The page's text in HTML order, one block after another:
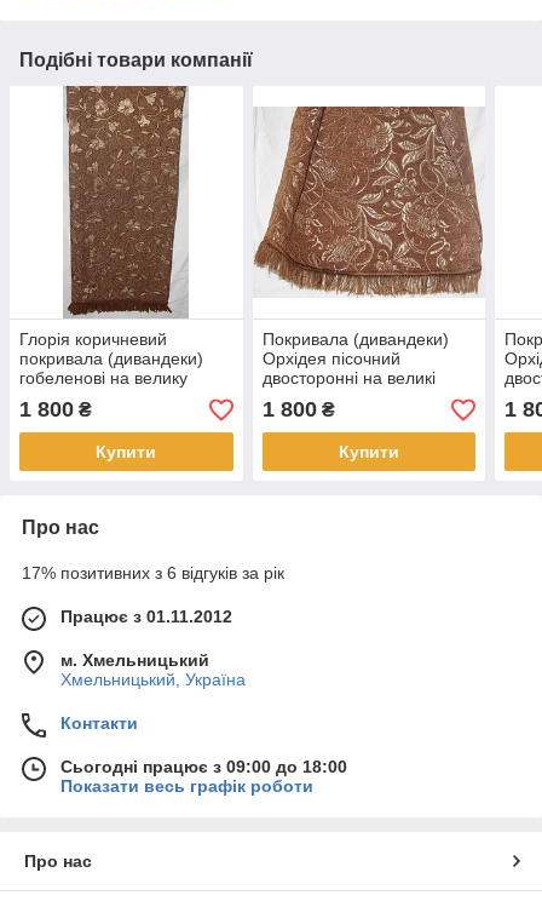
Подібні товари компанії
Глорія коричневий
покривала (дивандеки)
гобеленові на велику
ліжко
1 800 ₴
Купити
Покривала (дивандеки)
Орхідея пісочний
двосторонні на великі
ліжка
1 800₴
Купити
1
Про нас
17% позитивних з 6 відгуків за рік
Працює з 01.11.2012
м. Хмельницький
Хмельницький, Україна
Контакти
Сьогодні працює з 09:00 до 18:00
Показати весь графік роботи
Про нас